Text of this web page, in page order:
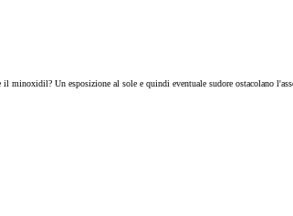
minoxidil? Un esposizione al sole e quindi eventuale sudore ostacolano